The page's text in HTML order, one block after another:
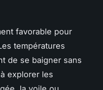
favorable pour
températures
de se baigner sans
explorer les